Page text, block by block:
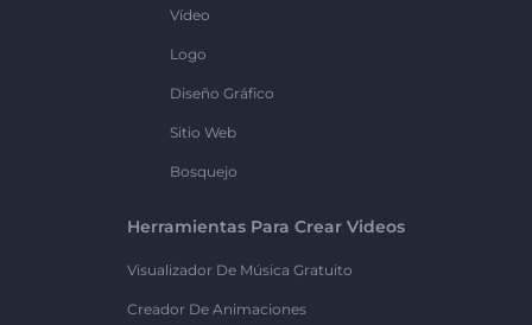
Vídeo
Logo
Diseño Gráfico
Sitio Web
Bosquejo
Herramientas Para Crear Videos
Visualizador De Música Gratuito
Creador De Animaciones